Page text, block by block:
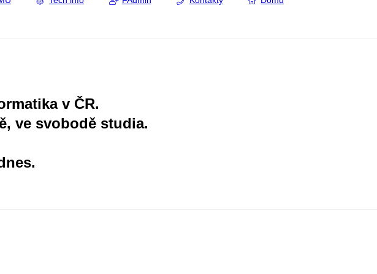
v ČR.
ve svobodě studia.